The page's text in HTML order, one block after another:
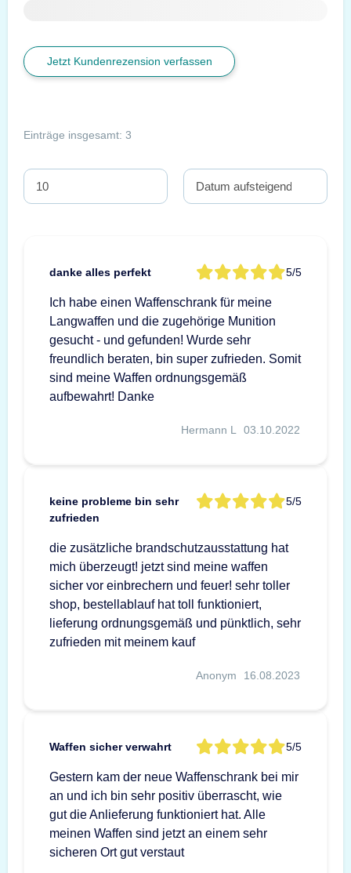
Jetzt Kundenrezension verfassen
Einträge insgesamt: 3
danke alles perfekt 5/5
Ich habe einen Waffenschrank für meine
Langwaffen und die zugehörige Munition
gesucht - und gefunden! Wurde sehr
freundlich beraten, bin super zufrieden. Somit
sind meine Waffen ordnungsgemäß
aufbewahrt! Danke
Hermann L 03.10.2022
keine probleme bin sehr
zufrieden
5/5
die zusätzliche brandschutzausstattung hat
mich überzeugt! jetzt sind meine waffen
sicher vor einbrechern und feuer! sehr toller
shop, bestellablauf hat toll funktioniert,
lieferung ordnungsgemäß und pünktlich, sehr
zufrieden mit meinem kauf
Anonym 16.08.2023
Waffen sicher verwahrt 5/5
Gestern kam der neue Waffenschrank bei mir
an und ich bin sehr positiv überrascht, wie
gut die Anlieferung funktioniert hat. Alle
meinen Waffen sind jetzt an einem sehr
sicheren Ort gut verstaut